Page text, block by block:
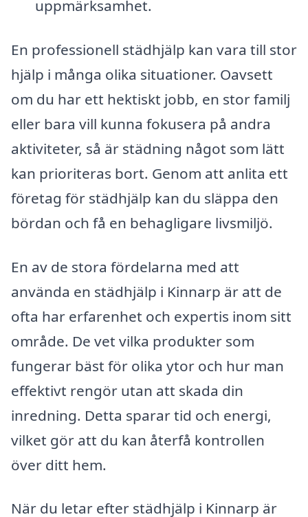
uppmärksamhet.
En professionell städhjälp kan vara till stor
hjälp i många olika situationer. Oavsett
om du har ett hektiskt jobb, en stor familj
eller bara vill kunna fokusera på andra
aktiviteter, så är städning något som lätt
kan prioriteras bort. Genom att anlita ett
företag för städhjälp kan du släppa den
bördan och få en behagligare livsmiljö.
En av de stora fördelarna med att
använda en städhjälp i Kinnarp är att de
ofta har erfarenhet och expertis inom sitt
område. De vet vilka produkter som
fungerar bäst för olika ytor och hur man
effektivt rengör utan att skada din
inredning. Detta sparar tid och energi,
vilket gör att du kan återfå kontrollen
över ditt hem.
När du letar efter städhjälp i Kinnarp är